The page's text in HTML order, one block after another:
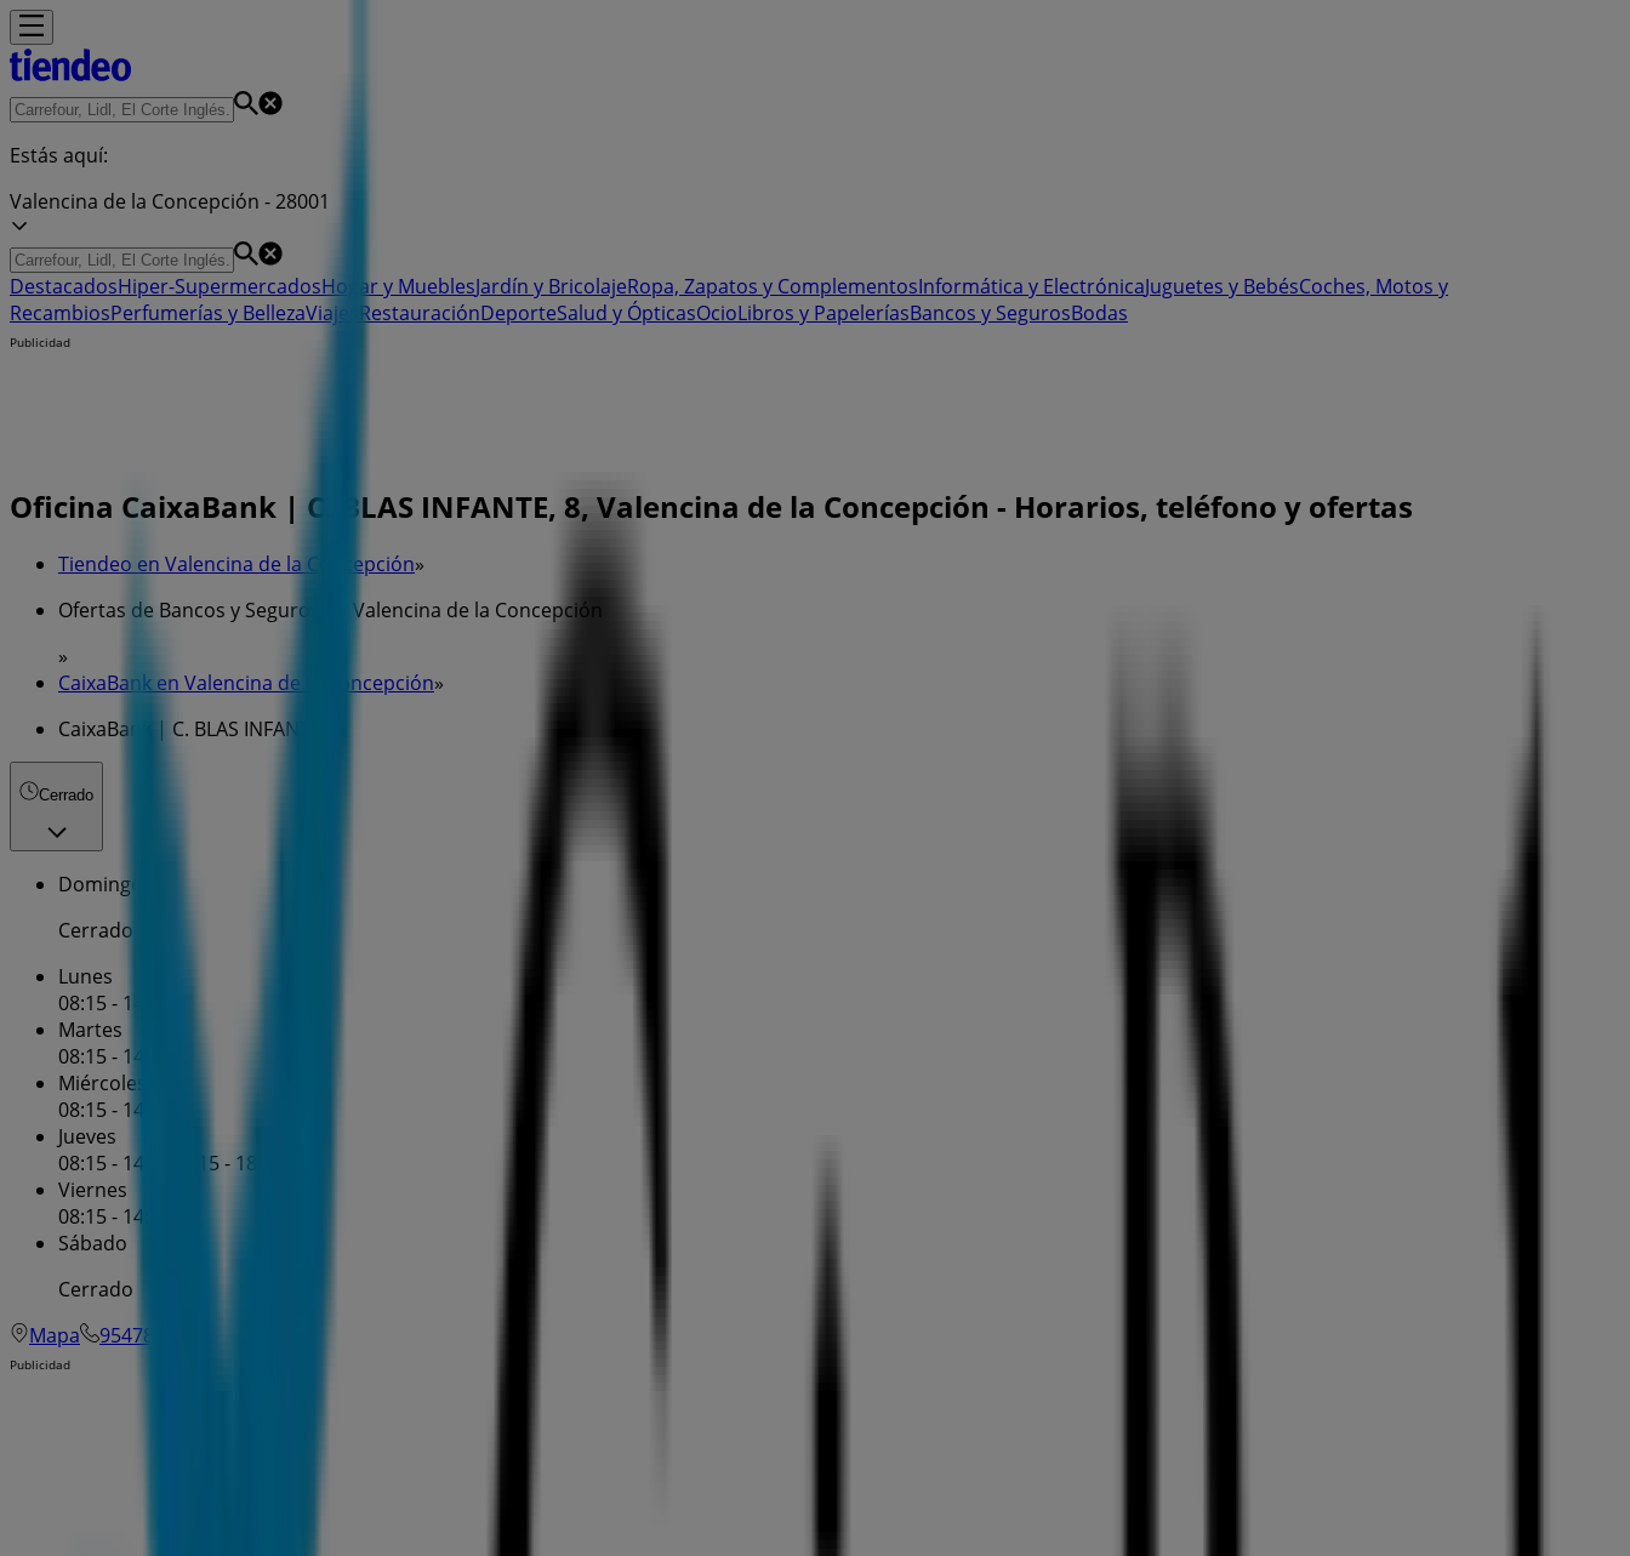
Estás aquí:
Valencina de la Concepción - 28001
DestacadosHiper-SupermercadosHogar y MueblesJardín y BricolajeRopa, Zapatos y ComplementosInformática y ElectrónicaJuguetes y BebésCoches, Motos y
RecambiosPerfumerías y BellezaViajes RestauraciónDeporteSalud y ÓpticasOcioLibros y PapeleríasBancos y SegurosBodas
Publicidad
Oficina CaixaBank | C. BLAS INFANTE, 8, Valencina de la Concepción - Horarios, teléfono y ofertas
Tiendeo en Valencina de la Concepción»
Ofertas de Bancos y Seguros en Valencina de la Concepción
»
CaixaBank en Valencina de la Concepción»
CaixaBank | C. BLAS INFANTE, 8
Cerrado
Domingo
Cerrado
Lunes
08:15 - 14:30
Martes
08:15 - 14:30
Miércoles
08:15 - 14:30
Jueves
08:15 - 14:30
16:15 - 18:30
Viernes
08:15 - 14:30
Sábado
Cerrado
Mapa
954783345
Publicidad